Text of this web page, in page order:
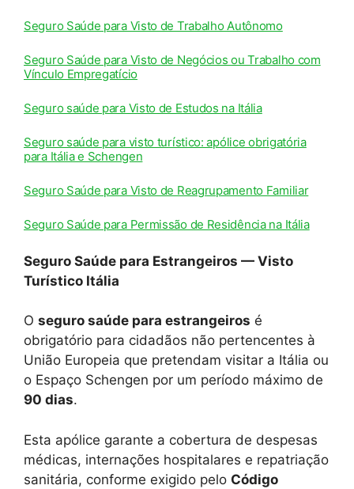
Seguro Saúde para Visto de Trabalho Autônomo
Seguro Saúde para Visto de Negócios ou Trabalho com
Vínculo Empregatício
Seguro saúde para Visto de Estudos na Itália
Seguro saúde para visto turístico: apólice obrigatória
para Itália e Schengen
Seguro Saúde para Visto de Reagrupamento Familiar
Seguro Saúde para Permissão de Residência na Itália
Seguro Saúde para Estrangeiros — Visto
Turístico Itália
O seguro saúde para estrangeiros é
obrigatório para cidadãos não pertencentes à
União Europeia que pretendam visitar a Itália ou
o Espaço Schengen por um período máximo de
90 dias.
Esta apólice garante a cobertura de despesas
médicas, internações hospitalares e repatriação
sanitária, conforme exigido pelo Código